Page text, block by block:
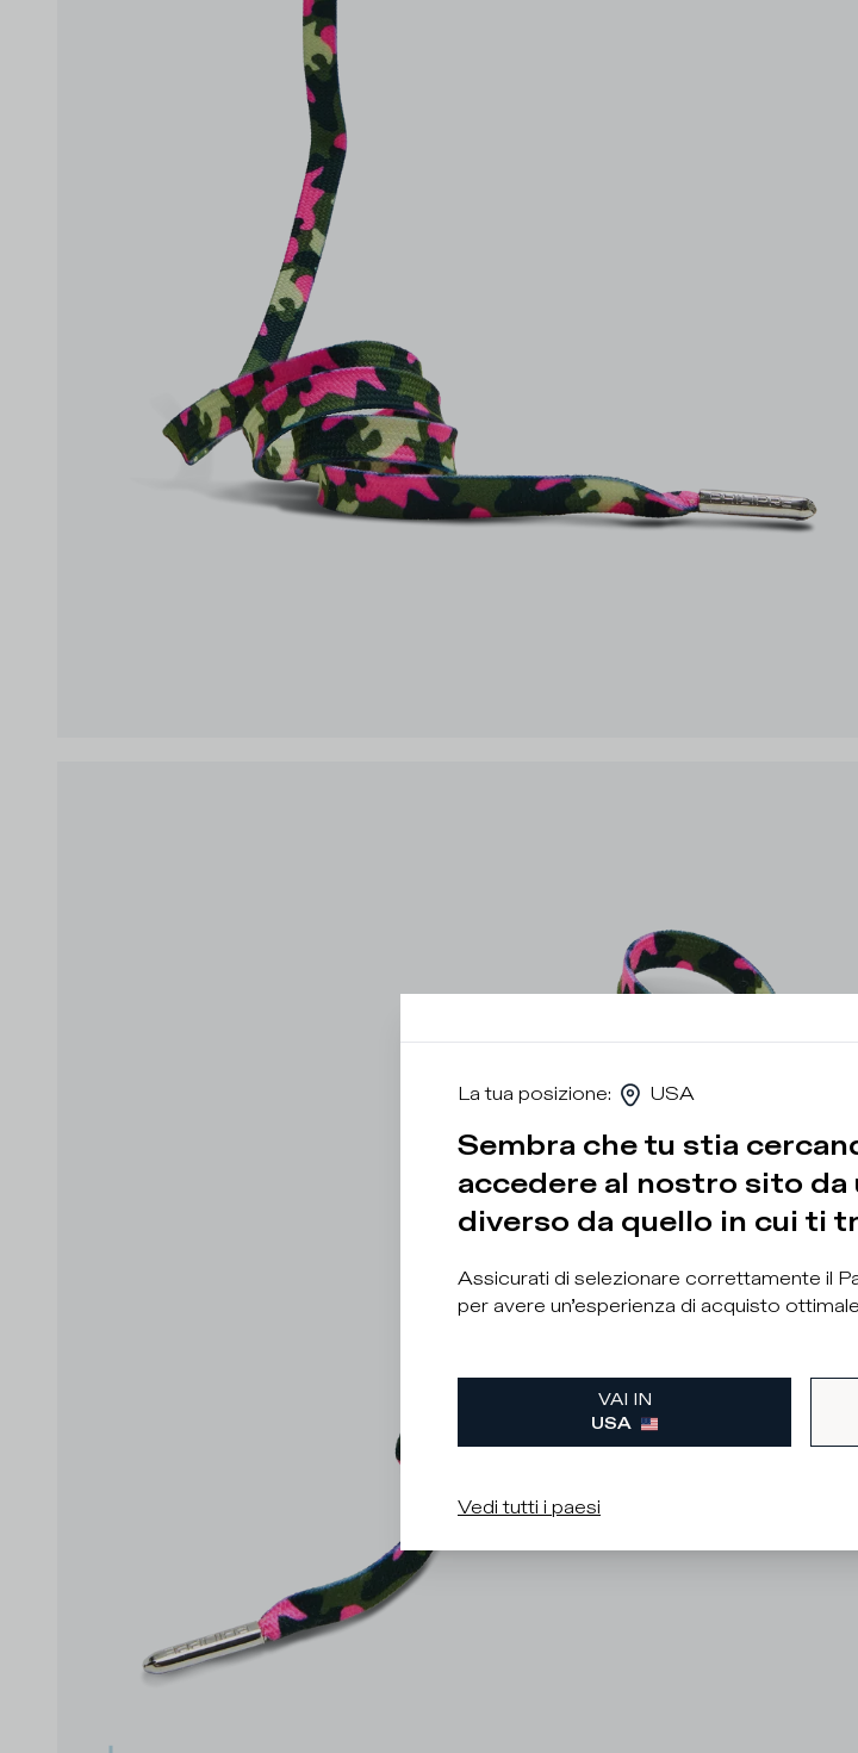
La tua posizione: USA
Sembra che tu stia
accedere al nostro sito da
diverso da quello in cui ti
Assicurati di selezionare correttamente il
per avere un’esperienza di acquisto
VAI IN
USA
Vedi tutti i paesi